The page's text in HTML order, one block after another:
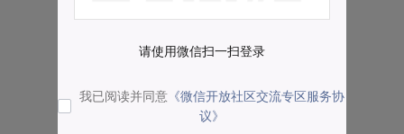
请使用微信扫一扫登录
我已阅读并同意 《微信开放社区交流专区服务协
议》